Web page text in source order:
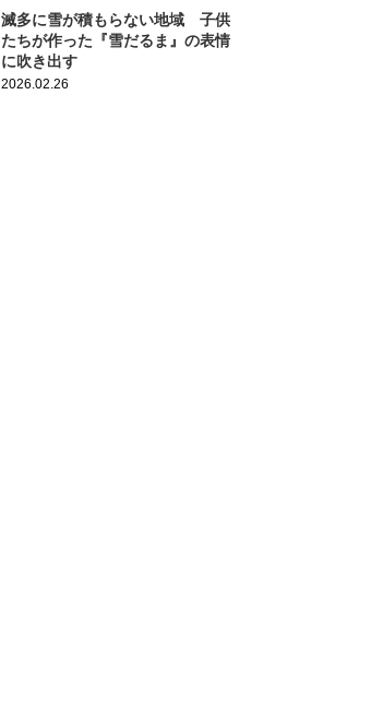
滅多に雪が積もらない地域 子供
たちが作った『雪だるま』の表情
に吹き出す
2026.02.26